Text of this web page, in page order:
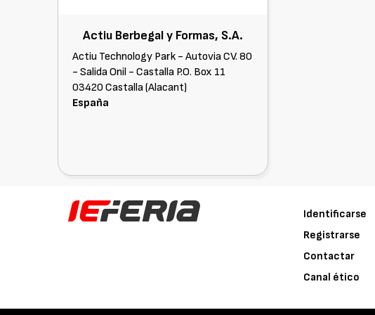
Actiu Berbegal y Formas, S.A.
Actiu Technology Park - Autovia CV. 80
- Salida Onil - Castalla P.O. Box 11
03420 Castalla (Alacant)
España
Identificarse
Registrarse
Contactar
Canal ético